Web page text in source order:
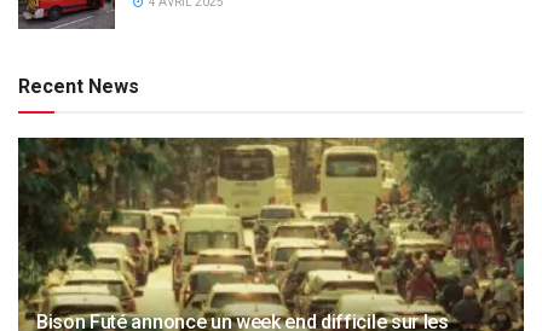
Recent News
Bison Futé annonce un week end difficile sur les